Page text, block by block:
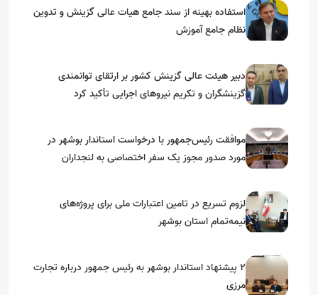
استفاده بهینه از سند جامع هیات عالی گزینش و‌ تدوین
نظام جامع آموزش
دبیر هیئت عالی گزینش کشور بر ارتقای توانمندی
گزینشگران و تکریم نیروهای اجرایی تأکید کرد
موافقت رئیس‌جمهور با درخواست استاندار بوشهر در
مورد صدور مجوز یک سفر اختصاصی به لنجداران
لزوم تسریع در تامین اعتبارات ملی برای پروژه‌های
نیمه‌تمام استان بوشهر
۲ پیشنهاد استاندار بوشهر به رئیس جمهور درباره تجارت
مرزی